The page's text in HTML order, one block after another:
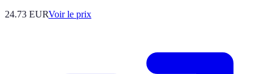
24.73 EURVoir le prix